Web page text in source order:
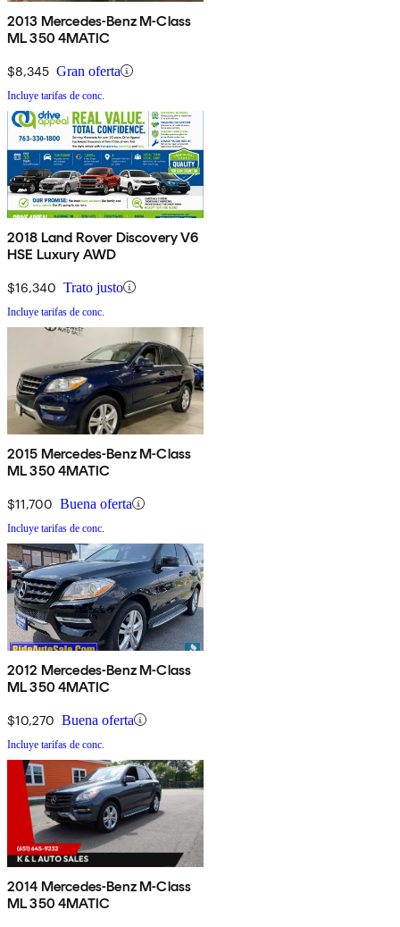
2013 Mercedes-Benz M-Class
ML 350 4MATIC
$8,345 Gran oferta
Incluye tarifas de conc.
2018 Land Rover Discovery V6
HSE Luxury AWD
$16,340 Trato justo
Incluye tarifas de conc.
2015 Mercedes-Benz M-Class
ML 350 4MATIC
$11,700 Buena oferta
Incluye tarifas de conc.
2012 Mercedes-Benz M-Class
ML 350 4MATIC
$10,270 Buena oferta
Incluye tarifas de conc.
2014 Mercedes-Benz M-Class
ML 350 4MATIC